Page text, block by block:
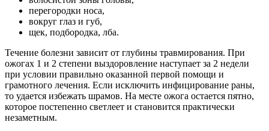
перегородки носа,
вокруг глаз и губ,
щек, подбородка, лба.
Течение болезни зависит от глубины травмирования. При
ожогах 1 и 2 степени выздоровление наступает за 2 недели
при условии правильно оказанной первой помощи и
грамотного лечения. Если исключить инфицирование раны,
то удается избежать шрамов. На месте ожога остается пятно,
которое постепенно светлеет и становится практически
незаметным.